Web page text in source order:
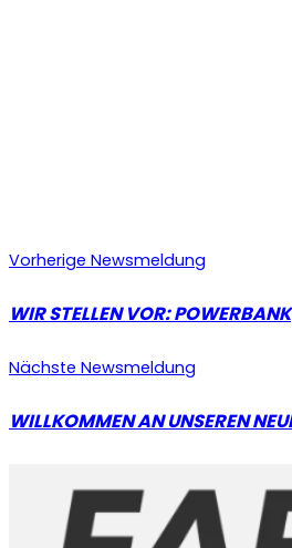
Vorherige Newsmeldung
WIR STELLEN VOR: POWERBANK
Nächste Newsmeldung
WILLKOMMEN AN UNSEREN